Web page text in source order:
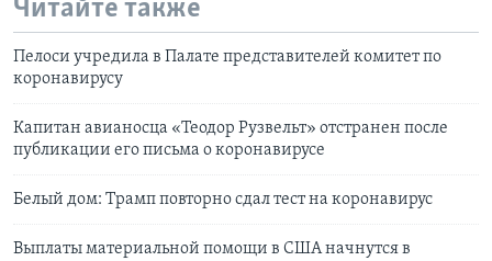
Читайте также
Пелоси учредила в Палате представителей комитет по
коронавирусу
Капитан авианосца «Теодор Рузвельт» отстранен после
публикации его письма о коронавирусе
Белый дом: Трамп повторно сдал тест на коронавирус
Выплаты материальной помощи в США начнутся в